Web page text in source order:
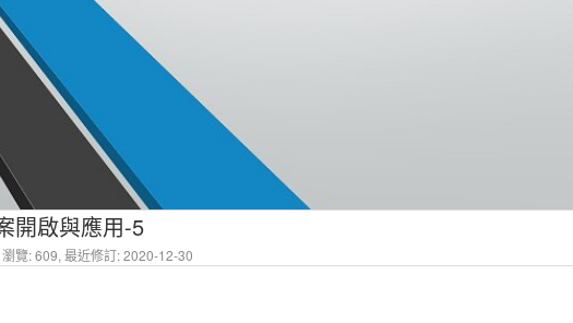
開啟與應用-5
瀏覽: 609, 最近修訂: 2020-12-30